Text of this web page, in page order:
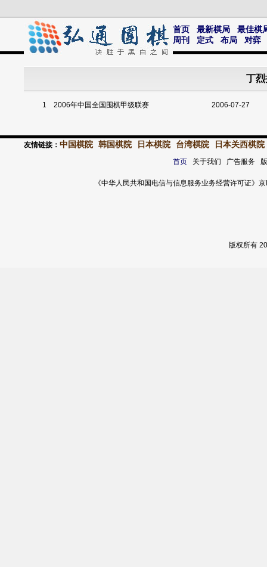
首页 最新棋局
最佳棋
周刊
定式 布局 对弈
丁
1 2006年中国全国围棋甲级联赛 2006-07-27
友情链接： 中国棋院 韩国棋院 日本棋院 台湾棋院 日本关西棋院
首页关于我们 广告服务
《中华人民共和国电信与信息服务业务经营许可证
版权所有